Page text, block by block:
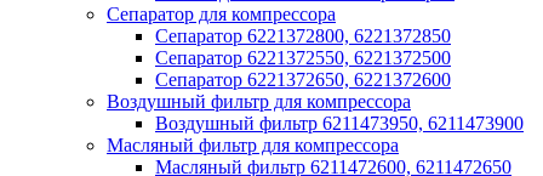
Сепаратор для компрессора
Сепаратор 6221372800, 6221372850
Сепаратор 6221372550, 6221372500
Сепаратор 6221372650, 6221372600
Воздушный фильтр для компрессора
Воздушный фильтр 6211473950, 6211473900
Масляный фильтр для компрессора
Масляный фильтр 6211472600, 6211472650